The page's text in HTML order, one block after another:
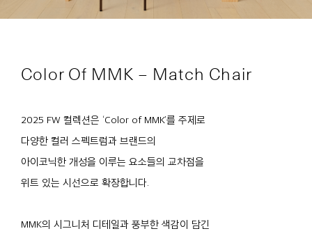
Color Of MMK – Match Chair
2025 FW 컬렉션은 ‘Color of MMK’를 주제로
다양한 컬러 스펙트럼과 브랜드의
아이코닉한 개성을 이루는 요소들의 교차점을
위트 있는 시선으로 확장합니다.
MMK의 시그니처 디테일과 풍부한 색감이 담긴